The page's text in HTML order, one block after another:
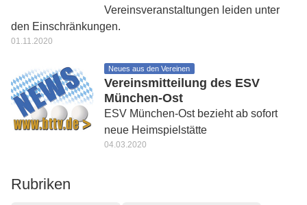
Vereinsveranstaltungen leiden unter
den Einschränkungen.
01.11.2020
Neues aus den Vereinen
Vereinsmitteilung des ESV
München-Ost
ESV München-Ost bezieht ab sofort
neue Heimspielstätte
04.03.2020
Rubriken